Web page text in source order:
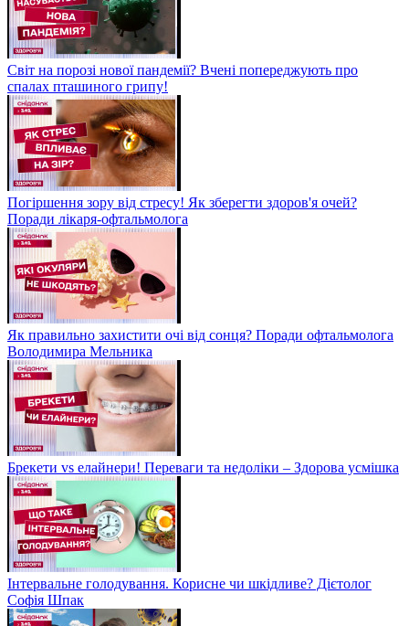
Світ на порозі нової пандемії? Вчені попереджують про
спалах пташиного грипу!
Погіршення зору від стресу! Як зберегти здоров'я очей?
Поради лікаря-офтальмолога
Як правильно захистити очі від сонця? Поради офтальмолога
Володимира Мельника
Брекети vs елайнери! Переваги та недоліки – Здорова усмішка
Інтервальне голодування. Корисне чи шкідливе? Дієтолог
Софія Шпак